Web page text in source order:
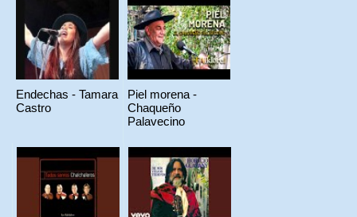
Endechas - Tamara
Castro
Piel morena -
Chaqueño
Palavecino